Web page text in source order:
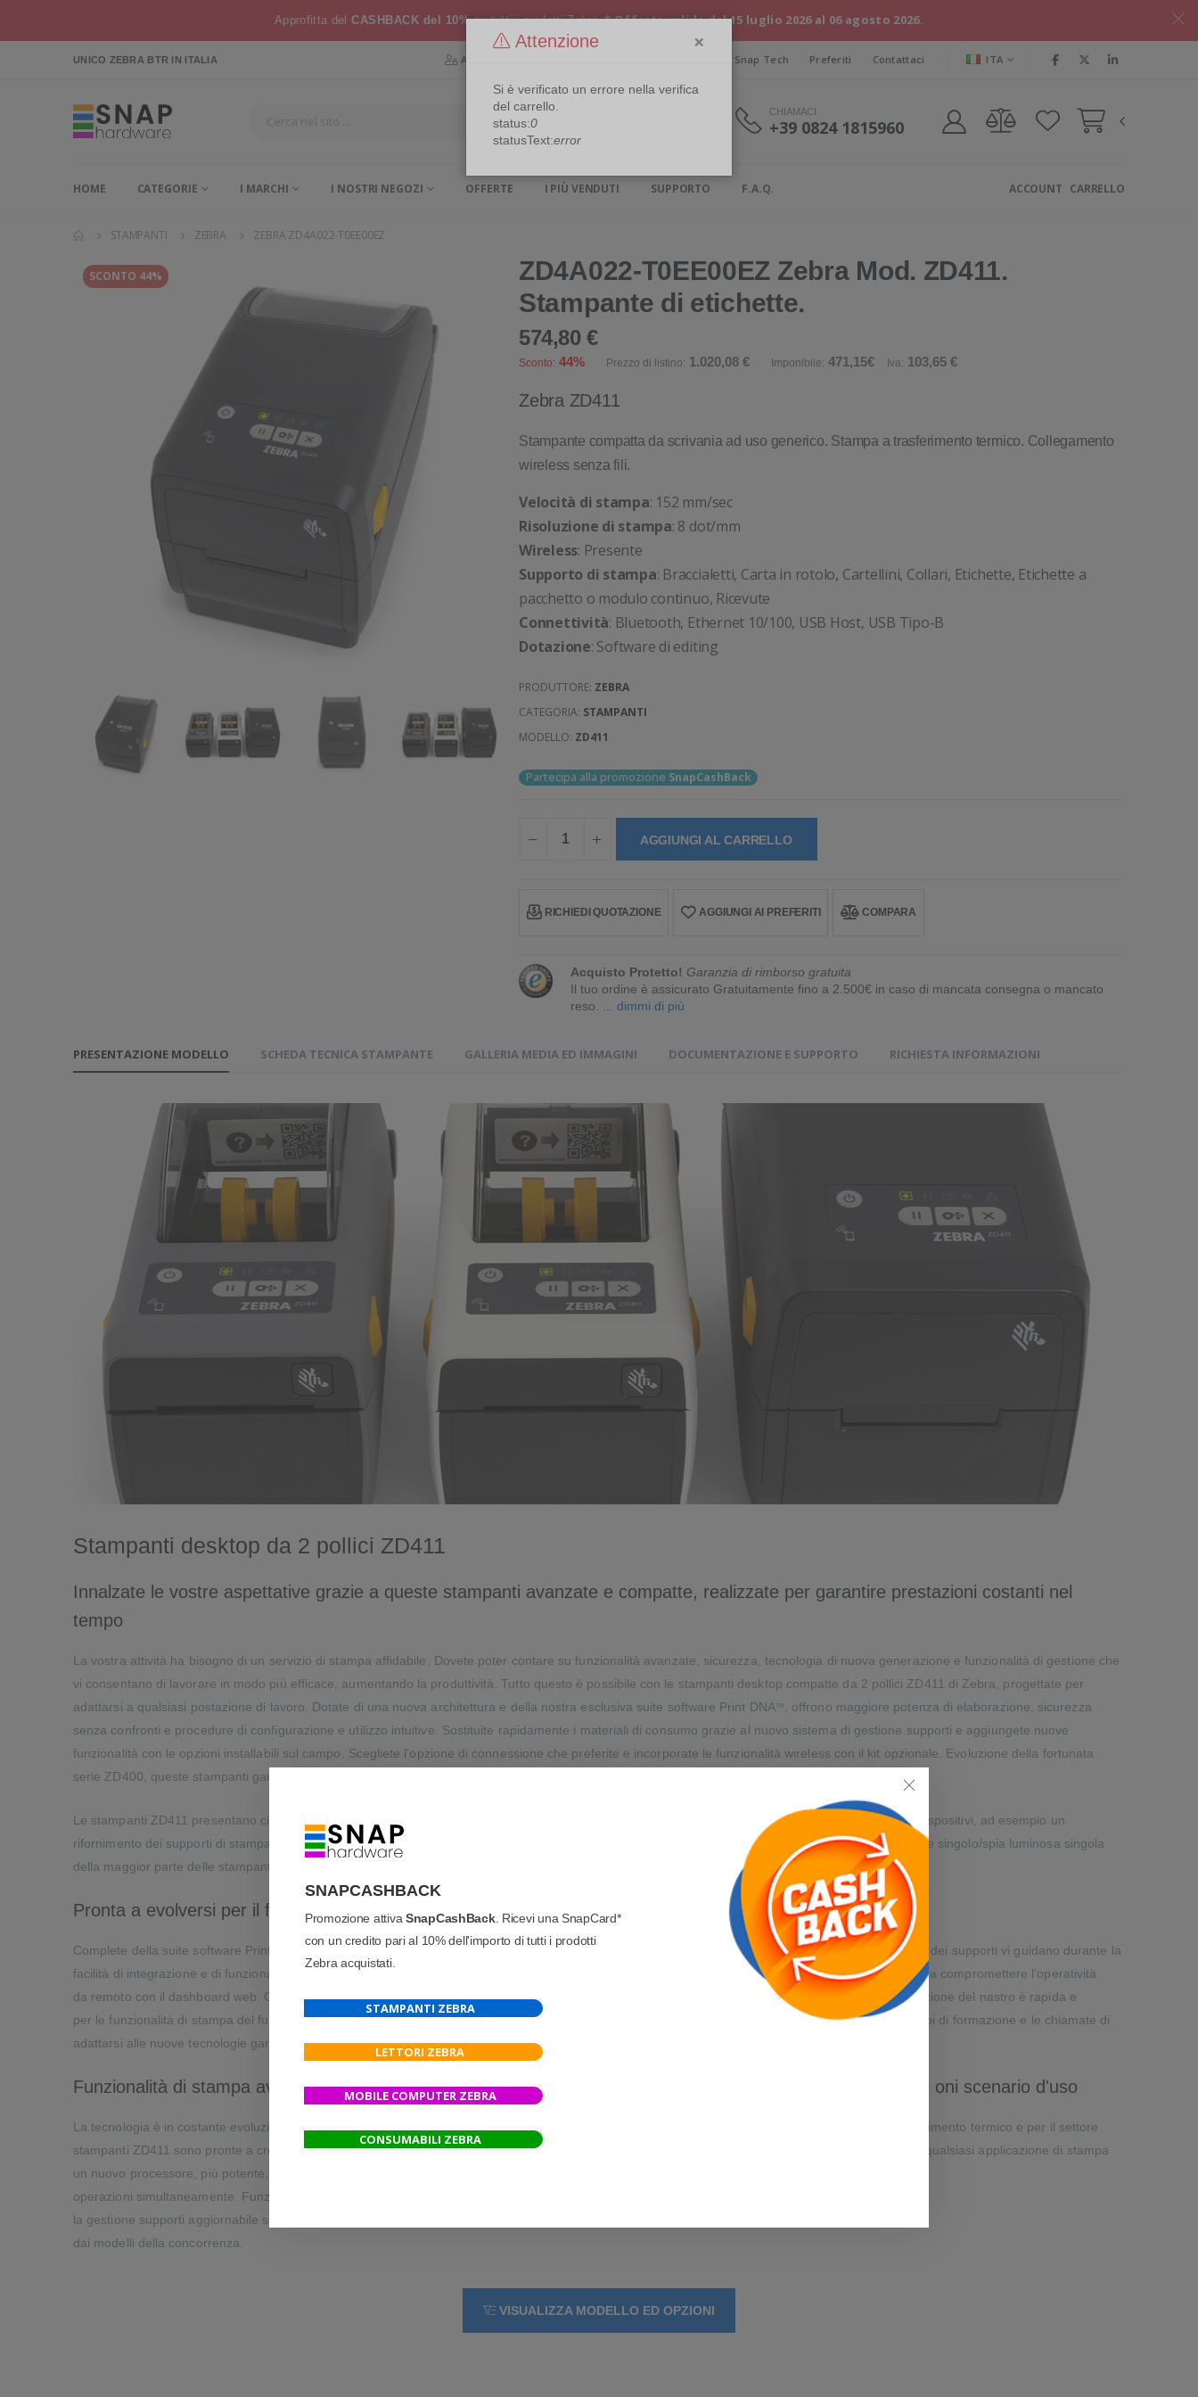
SNAPCASHBACK
Promozione attivaSnapCashBack. Ricevi una SnapCard*
con un credito pari al 10% dell'importo di tutti i prodotti
Zebra acquistati.
STAMPANTI ZEBRA
LETTORI ZEBRA
MOBILE COMPUTER ZEBRA
CONSUMABILI ZEBRA
Approfitta del CASHBACK del 10%su tutti i prodotti Zebra * Offerta valida dal 15 luglio 2026 al 06 agosto 2026.
UNICO ZEBRA BTR IN ITALIA Area Riservata Snap Tech Preferiti Contattaci ITA
CHIAMACI
+39 0824 1815960
HOME CATEGORIE I MARCHI I NOSTRI NEGOZI OFFERTE I PIÙ VENDUTI SUPPORTO F.A.Q. CARRELLO
ACCOUNT
STAMPANTI ZEBRA ZEBRA ZD4A022-T0EE00EZ
SCONTO 44%
ZD4A022-T0EE00EZ Zebra Mod. ZD411.
Stampante di etichette.
574,80 €
Sconto: 44% Prezzo di listino: 1.020,08 € Imponibile: 471,15€ Iva: 103,65 €
Zebra ZD411
Stampante compatta da scrivania ad uso generico. Stampa a trasferimento termico. Collegamento
wireless senza fili.
Velocità di stampa: 152 mm/sec
Risoluzione di stampa: 8 dot/mm
Wireless: Presente
Supporto di stampa: Braccialetti, Carta in rotolo, Cartellini, Collari, Etichette, Etichette a
pacchetto o modulo continuo, Ricevute
Connettività: Bluetooth, Ethernet 10/100, USB Host, USB Tipo-B
Dotazione: Software di editing
PRODUTTORE: ZEBRA
CATEGORIA: STAMPANTI
MODELLO: ZD411
Partecipa alla promozione SnapCashBack
AGGIUNGI AL CARRELLO
RICHIEDI QUOTAZIONE AGGIUNGI AI PREFERITI COMPARA
Acquisto Protetto! Garanzia di rimborso gratuita
Il tuo ordine è assicurato Gratuitamente fino a 2.500€ in caso di mancata consegna o mancato
reso.
... dimmi di più
PRESENTAZIONE MODELLO SCHEDA TECNICA STAMPANTE GALLERIA MEDIA ED IMMAGINI DOCUMENTAZIONE E SUPPORTO RICHIESTA INFORMAZIONI
Stampanti desktop da 2 pollici ZD411
Innalzate le vostre aspettative grazie a queste stampanti avanzate e compatte, realizzate per garantire prestazioni costanti nel
tempo
La vostra attività ha bisogno di un servizio di stampa affidabile. Dovete poter contare su funzionalità avanzate, sicurezza, tecnologia di nuova generazione e funzionalità di gestione che
vi consentano di lavorare in modo più efficace, aumentando la produttività. Tutto questo è possibile con le stampanti desktop compatte da 2 pollici ZD411 di Zebra, progettate per
adattarsi a qualsiasi postazione di lavoro. Dotate di una nuova architettura e della nostra esclusiva suite software Print DNA
, offrono maggiore potenza di elaborazione, sicurezza
senza confronti e procedure di configurazione e utilizzo intuitive. Sostituite rapidamente i materiali di consumo grazie al nuovo sistema di gestione supporti e aggiungete nuove
funzionalità con le opzioni installabili sul campo. Scegliete l'opzione di connessione che preferite e incorporate le funzionalità wireless con il kit opzionale. Evoluzione della fortunata
serie ZD400, queste stampanti garantiscono un'eccezionale qualità di stampa per anni.
Le stampanti ZD411 presentano cinque icone LED che permettono di vedere istantaneamente che cosa è necessario fare per mantenere operativi i dispositivi, ad esempio un
rifornimento dei supporti di stampa o la risoluzione di un problema. L'interfaccia utente avanzata a tre pulsanti sostituisce la tipica interfaccia a pulsante singolo/spia luminosa singola
della maggior parte delle stampanti desktop.
Pronta a evolversi per il futuro
Complete della suite software Print DNA di Zebra, le stampanti ZD411 offrono una grande
facilità di integrazione e di funzionamento, inoltre possono essere gestite in sede oppure
da remoto con il dashboard web. Grazie alla loro architettura innovativa, già predisposta
per le funzionalità di stampa del futuro e le applicazioni emergenti, sono in grado di
adattarsi alle nuove tecnologie garantendo il perfetto funzionamento dei flussi di lavoro
Facile sostituzione dei supporti
Gli indicatori visivi colorati e le nuove opzioni di gestione dei supporti vi guidano durante la
sostituzione dei supporti, velocizzando gli interventi senza compromettere l'operatività
delle stampanti e del personale. La procedura di sostituzione del nastro è rapida e
intuitiva; oltre a evitare confusione e stress, riduce i tempi di formazione e le chiamate di
Funzionalità di stampa avanzate e funzionamento intuitivo
La tecnologia è in costante evoluzione, proprio come le vostre esigenze aziendali. Le
stampanti ZD411 sono pronte a crescere al passo con la vostra attività. Essendo dotata di
un nuovo processore, più potente, potete portare a termine più compiti ed eseguire più
operazioni simultaneamente. Funzionalità avanzate e varie opzioni di connettività, inclusi
la gestione supporti aggiornabile sul campo e i kit wireless, distinguono queste stampanti
dai modelli della concorrenza.
Massima flessibilità per supportare quasi oni scenario d'uso
Disponibili nei modelli a stampa termica diretta, a trasferimento termico e per il settore
sanitario, le stampanti ZD411 supportano praticamente qualsiasi applicazione di stampa
VISUALIZZA MODELLO ED OPZIONI
Attenzione ×
Si è verificato un errore nella verifica
del carrello.
status:0
statusText:error